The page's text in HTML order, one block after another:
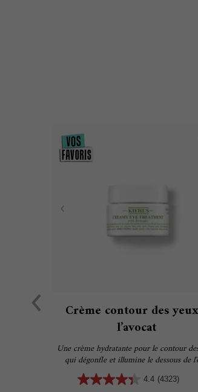
Crème contour des
l’avocat
Une crème hydratante pour le contour
qui dégonfle et illumine le dessous de
4.4 (4323)